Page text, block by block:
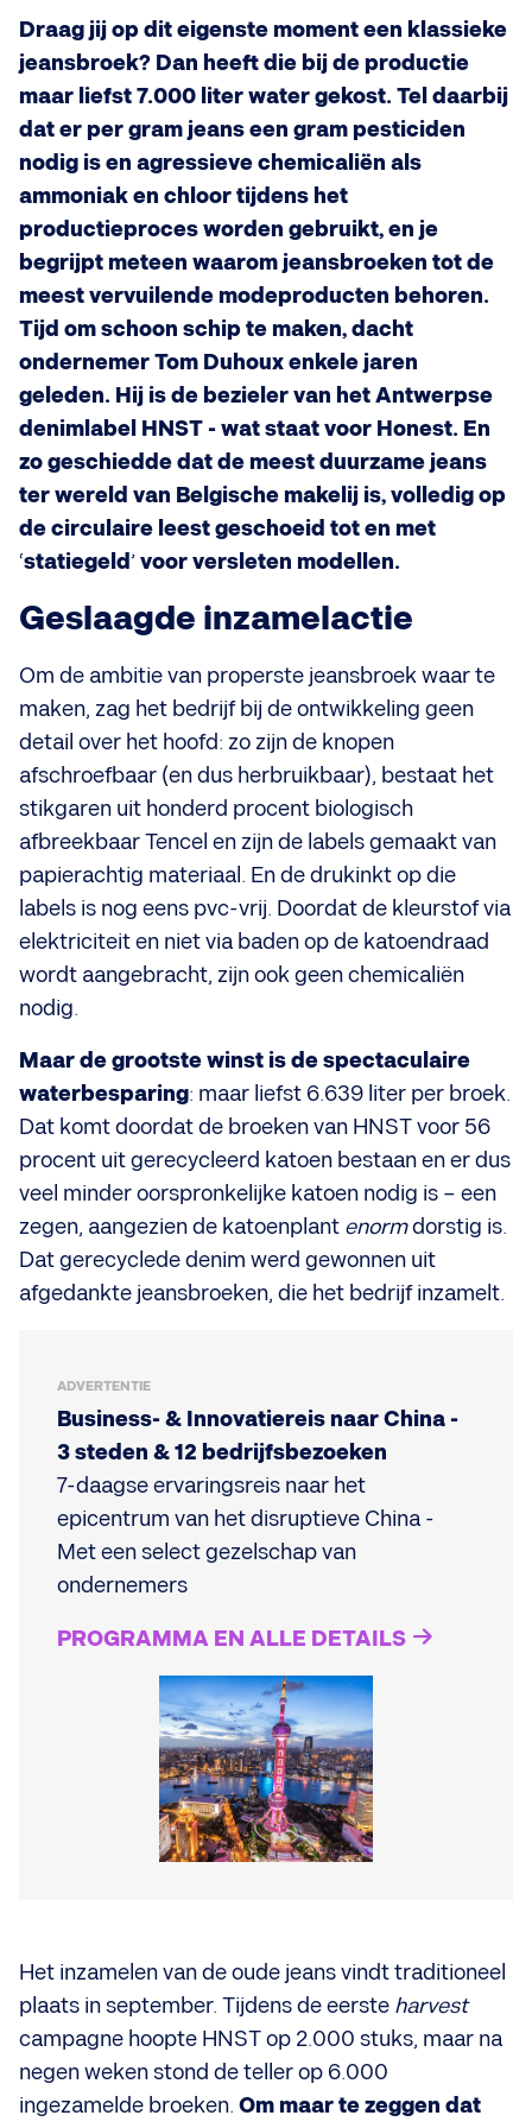
Draag jij op dit eigenste moment een klassieke
jeansbroek? Dan heeft die bij de productie
maar liefst 7.000 liter water gekost. Tel daarbij
dat er per gram jeans een gram pesticiden
nodig is en agressieve chemicaliën als
ammoniak en chloor tijdens het
productieproces worden gebruikt, en je
begrijpt meteen waarom jeansbroeken tot de
meest vervuilende modeproducten behoren.
Tijd om schoon schip te maken, dacht
ondernemer Tom Duhoux enkele jaren
geleden. Hij is de bezieler van het Antwerpse
denimlabel HNST - wat staat voor Honest. En
zo geschiedde dat de meest duurzame jeans
ter wereld van Belgische makelij is, volledig op
de circulaire leest geschoeid tot en met
‘statiegeld ’voor versleten modellen.
Geslaagde inzamelactie
Om de ambitie van properste jeansbroek waar te
maken, zag het bedrijf bij de ontwikkeling geen
detail over het hoofd: zo zijn de knopen
afschroefbaar (en dus herbruikbaar), bestaat het
stikgaren uit honderd procent biologisch
afbreekbaar Tencel en zijn de labels gemaakt van
papierachtig materiaal. En de drukinkt op die
labels is nog eens pvc-vrij. Doordat de kleurstof via
elektriciteit en niet via baden op de katoendraad
wordt aangebracht, zijn ook geen chemicaliën
nodig.
Maar de grootste winst is de spectaculaire
waterbesparing: maar liefst 6.639 liter per broek.
Dat komt doordat de broeken van HNST voor 56
procent uit gerecycleerd katoen bestaan en er dus
veel minder oorspronkelijke katoen nodig is – een
zegen, aangezien de katoenplant enormdorstig is.
Dat gerecyclede denim werd gewonnen uit
afgedankte jeansbroeken, die het bedrijf inzamelt.
ADVERTENTIE
Business- & Innovatiereis naar China -
3 steden & 12 bedrijfsbezoeken
7-daagse ervaringsreis naar het
epicentrum van het disruptieve China -
Met een select gezelschap van
ondernemers
PROGRAMMA EN ALLE DETAILS
Het inzamelen van de oude jeans vindt traditioneel
plaats in september. Tijdens de eerste harvest
campagne hoopte HNST op 2.000 stuks, maar na
negen weken stond de teller op 6.000
ingezamelde broeken. Om maar te zeggen dat